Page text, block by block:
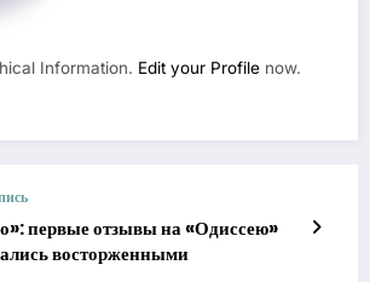
Information. Edit your Profile now.
первые отзывы на «Одиссею»
восторженными